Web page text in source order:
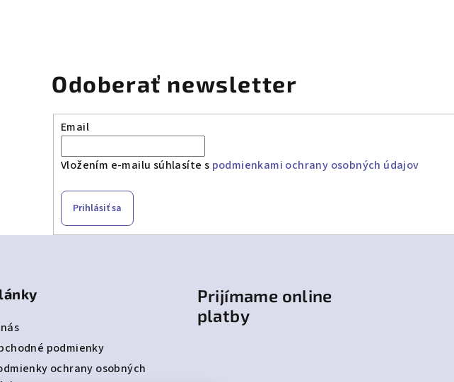
Odoberať newsletter
Email
Vložením e-mailu súhlasíte s podmienkami ochrany osobných údajov
Prihlásiť sa
podmienky
ochrany osobných
Prijímame online
platby